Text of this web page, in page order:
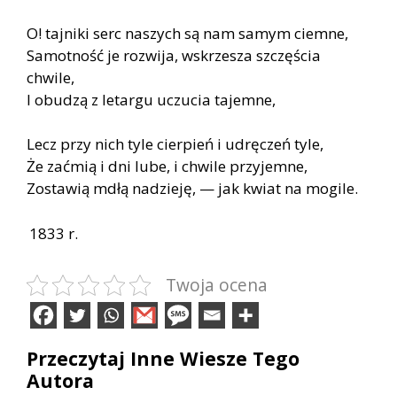
O! tajniki serc naszych są nam samym ciemne,
Samotność je rozwija, wskrzesza szczęścia
chwile,
I obudzą z letargu uczucia tajemne,
Lecz przy nich tyle cierpień i udręczeń tyle,
Że zaćmią i dni lube, i chwile przyjemne,
Zostawią mdłą nadzieję, — jak kwiat na mogile.
1833 r.
Twoja ocena
Przeczytaj Inne Wiesze Tego
Autora